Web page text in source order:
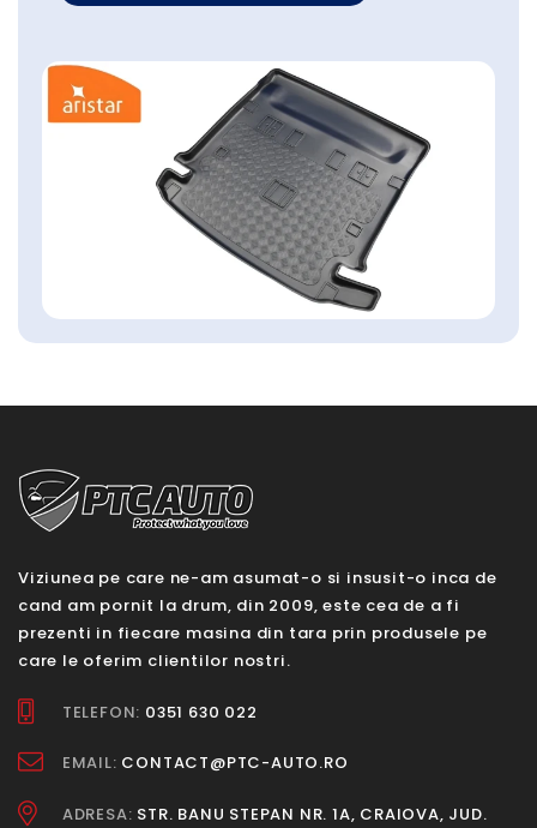
Viziunea pe care ne-am asumat-o si insusit-o inca de
cand am pornit la drum, din 2009, este cea de a fi
prezenti in fiecare masina din tara prin produsele pe
care le oferim clientilor nostri.
TELEFON: 0351 630 022
EMAIL: CONTACT@PTC-AUTO.RO
ADRESA: STR. BANU STEPAN NR. 1A, CRAIOVA, JUD.